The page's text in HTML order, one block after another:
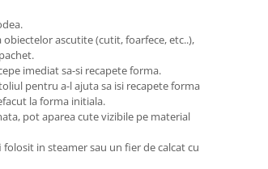
ascutite (cutit, foarfece, etc..),
imediat sa-si recapete forma.
pentru a-l ajuta sa isi recapete forma
la forma initiala.
pot aparea cute vizibile pe material
in steamer sau un fier de calcat cu